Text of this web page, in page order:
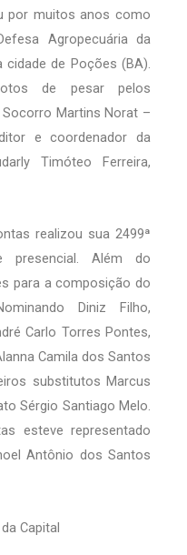
por muitos anos como
Agropecuária da
de Poções (BA).
de pesar pelos
Martins Norat –
e coordenador da
Timóteo Ferreira,
realizou sua 2499ª
presencial. Além do
para a composição do
Diniz Filho,
Carlo Torres Pontes,
Camila dos Santos
substitutos Marcus
Sérgio Santiago Melo.
esteve representado
Antônio dos Santos
Capital